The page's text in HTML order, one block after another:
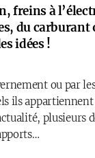
freins à
du carburant
idées !
ou par
ils
plusieurs